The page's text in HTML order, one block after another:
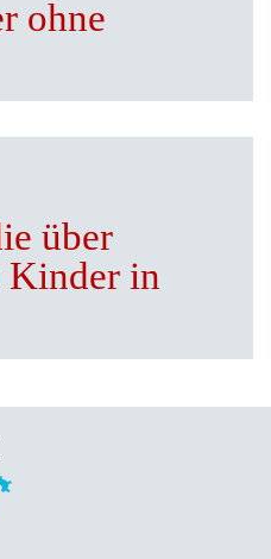
ohne
über
Kinder in